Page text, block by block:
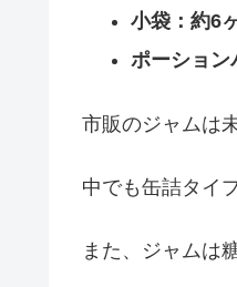
小袋：約6
ポーション
市販のジャムは
中でも缶詰タイ
また、ジャムは